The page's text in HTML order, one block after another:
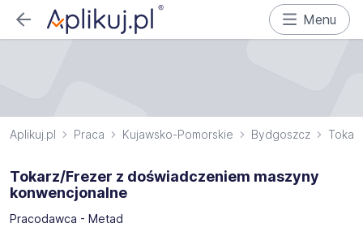
Menu
Aplikuj.pl Praca Kujawsko-Pomorskie Bydgoszcz Tokarz
Tokarz/Frezer z doświadczeniem maszyny
konwencjonalne
Pracodawca - Metad